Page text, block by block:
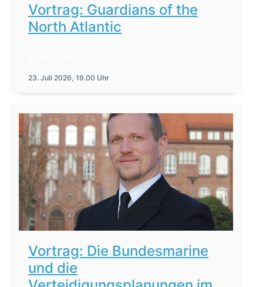
Vortrag: Guardians of the
North Atlantic
23. Juli 2026, 19.00 Uhr
Vortrag: Die Bundesmarine
und die